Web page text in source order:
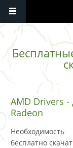
Перейти к
AMD Drivers -
Radeon
Необходимость
бесплатно